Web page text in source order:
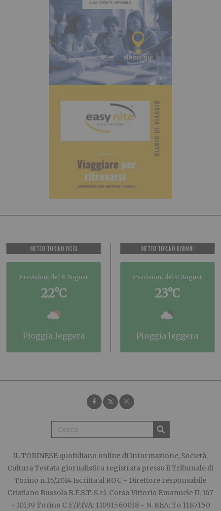
METEO TORINO OGGI
Previsioni del 8 August
22°C
pioggia leggera
METEO TORINO DOMANI
Previsioni del 8 August
23°C
pioggia leggera
IL TORINESE quotidiano online di Informazione, Società,
Cultura Testata giornalistica registrata presso il Tribunale di
Torino n.15/2014 Iscritta al ROC - Direttore responsabile
Cristiano Bussola B.E.S.T. S.r.l. Corso Vittorio Emanuele II, 167
- 10139 Torino C.F./P.IVA: 11091560018 - N. REA: To 1187150